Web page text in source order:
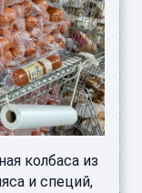
колбаса из
и специй,